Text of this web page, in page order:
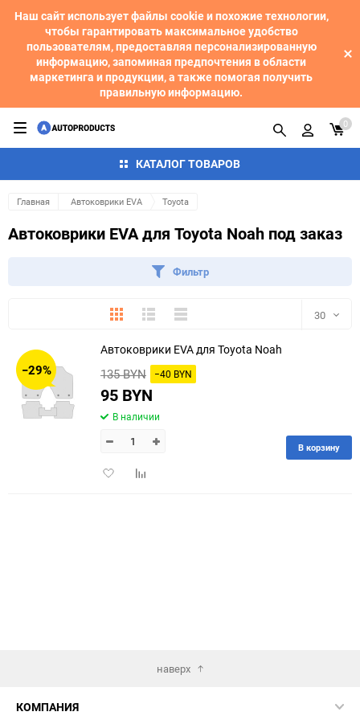
Наш сайт использует файлы cookie и похожие технологии,
чтобы гарантировать максимальное удобство
пользователям, предоставляя персонализированную
информацию, запоминая предпочтения в области
маркетинга и продукции, а также помогая получить
правильную информацию.
КАТАЛОГ ТОВАРОВ
0
Главная Автоковрики EVA Toyota
Автоковрики EVA для Toyota Noah под заказ
Фильтр
ПлиткаПодробноКомпактно 30
150
−29%
Автоковрики EVA для Toyota Noah
135 BYN −40 BYN
95 BYN
В наличии
ДобавитьДобавить
В корзину
наверх
КОМПАНИЯ